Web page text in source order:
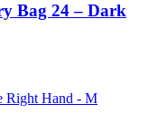
Bag 24 – Dark